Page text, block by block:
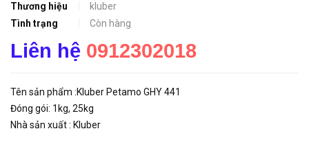
Thương hiệu
kluber
Tình trạng
Còn hàng
Liên hệ 0912302018
Tên sản phẩm :Kluber Petamo GHY 441
Đóng gói: 1kg, 25kg
Nhà sản xuất : Kluber